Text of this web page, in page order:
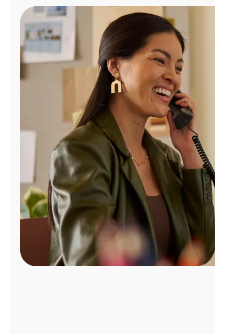
Administrar
cuenta
Encuentra
tienda